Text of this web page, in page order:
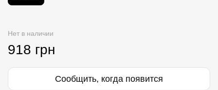
Нет в наличии
918 грн
Сообщить, когда появится